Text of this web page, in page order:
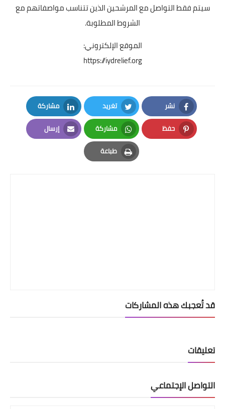
سيتم فقط التواصل مع المرشحين الذين تتناسب مواصفاتهم مع
الشروط المطلوبة.
الموقع الإلكتروني:
https://iydrelief.org
نشر
Facebook
تغريد
Twitter
مشاركة
LinkedIn
حفظ
Pinterest
مشاركة
Whatsapp
إرسال
Email
طباعة
Print
قد تُعجبك هذه المشاركات
تعليقات
التواصل الإجتماعي